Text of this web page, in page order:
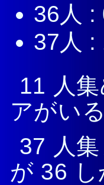
36人 :
37人 :
11 人
アがい
37 人
が 36